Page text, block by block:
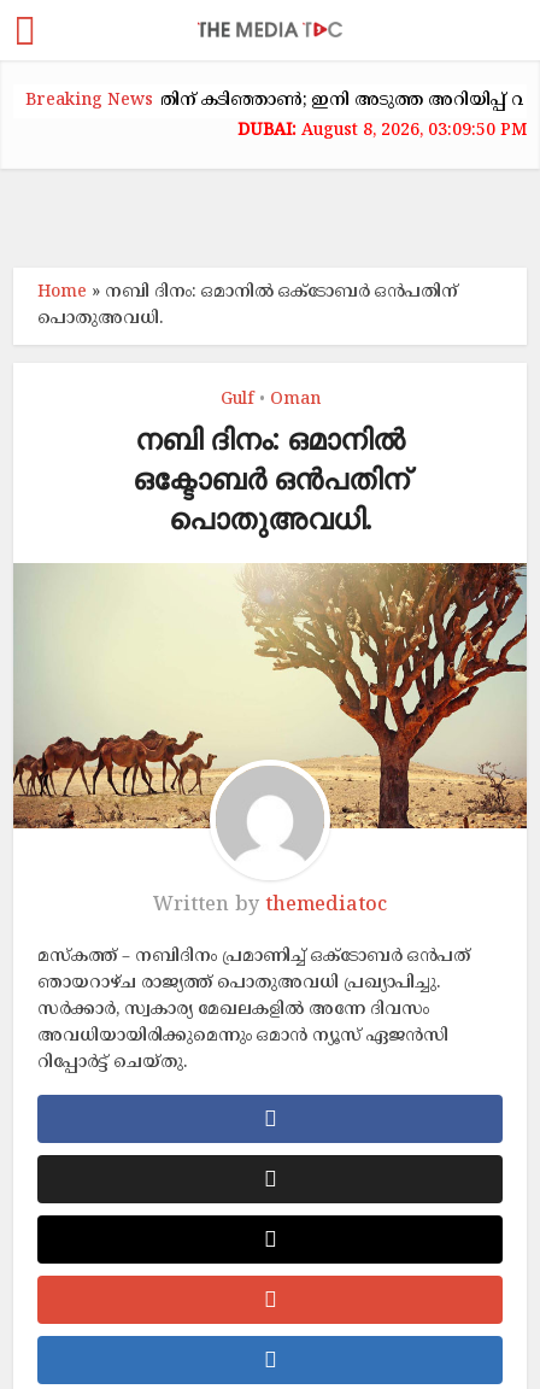
Breaking News
കടിഞ്ഞാൺ; ഇനി അടുത്ത അറിയിപ്പ് വരെ
August 8, 2026, 03:09:51 PM
Home » നബി ദിനം: ഒമാനില്‍ ഒക്ടോബര്‍ ഒൻപതിന്
പൊതുഅവധി.
Gulf • Oman
നബി ദിനം: ഒമാനില്‍
ഒക്ടോബര്‍ ഒൻപതിന്
പൊതുഅവധി.
Written by themediatoc
മസ്‌കത്ത് – നബിദിനം പ്രമാണിച്ച് ഒക്ടോബര്‍ ഒൻപത്
ഞായറാഴ്ച രാജ്യത്ത് പൊതുഅവധി പ്രഖ്യാപിച്ചു.
സര്‍ക്കാര്‍, സ്വകാര്യ മേഖലകളില്‍ അന്നേ ദിവസം
അവധിയായിരിക്കുമെന്നും ഒമാന്‍ ന്യൂസ് ഏജന്‍സി
റിപ്പോര്‍ട്ട് ചെയ്തു.